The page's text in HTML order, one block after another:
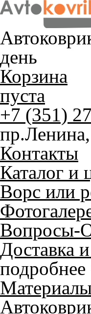
день
Корзина
пуста
+7 (351)
Контакты
Каталог и
Ворс или
Вопросы-
Доставка